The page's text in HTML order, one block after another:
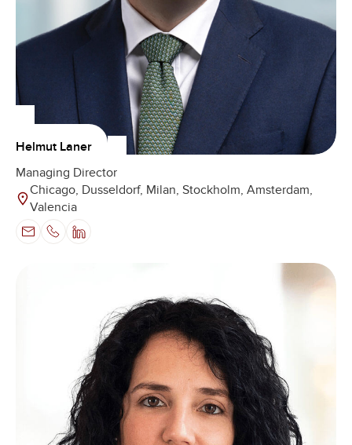
Helmut Laner
Managing Director
Chicago, Dusseldorf, Milan, Stockholm, Amsterdam,
Valencia